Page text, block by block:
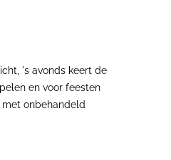
's avonds keert de
en voor feesten
onbehandeld